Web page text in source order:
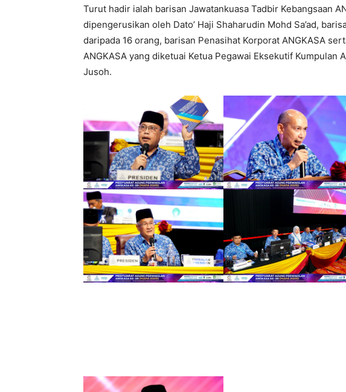
Turut hadir ialah barisan Jawatankuasa Tadbir Kebangsaan
dipengerusikan oleh Dato’ Haji Shaharudin Mohd Sa’ad,
daripada 16 orang, barisan Penasihat Korporat ANGKASA
ANGKASA yang diketuai Ketua Pegawai Eksekutif Kumpulan
Jusoh.